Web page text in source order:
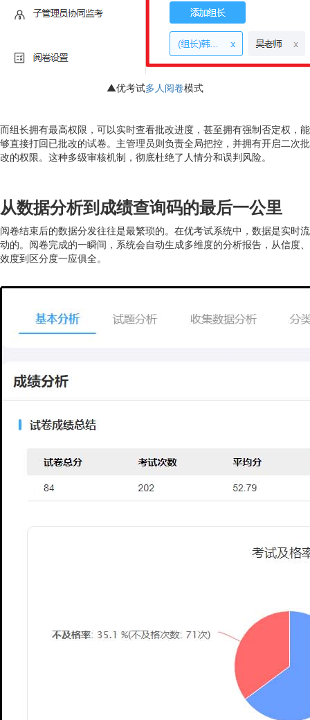
▲优考试多人阅卷模式
而组长拥有最高权限，可以实时查看批改进度，甚至拥有强制否定权，能
够直接打回已批改的试卷。主管理员则负责全局把控，并拥有开启二次批
改的权限。这种多级审核机制，彻底杜绝了人情分和误判风险。
从数据分析到成绩查询码的最后一公里
阅卷结束后的数据分发往往是最繁琐的。在优考试系统中，数据是实时流
动的。阅卷完成的一瞬间，系统会自动生成多维度的分析报告，从信度、
效度到区分度一应俱全。